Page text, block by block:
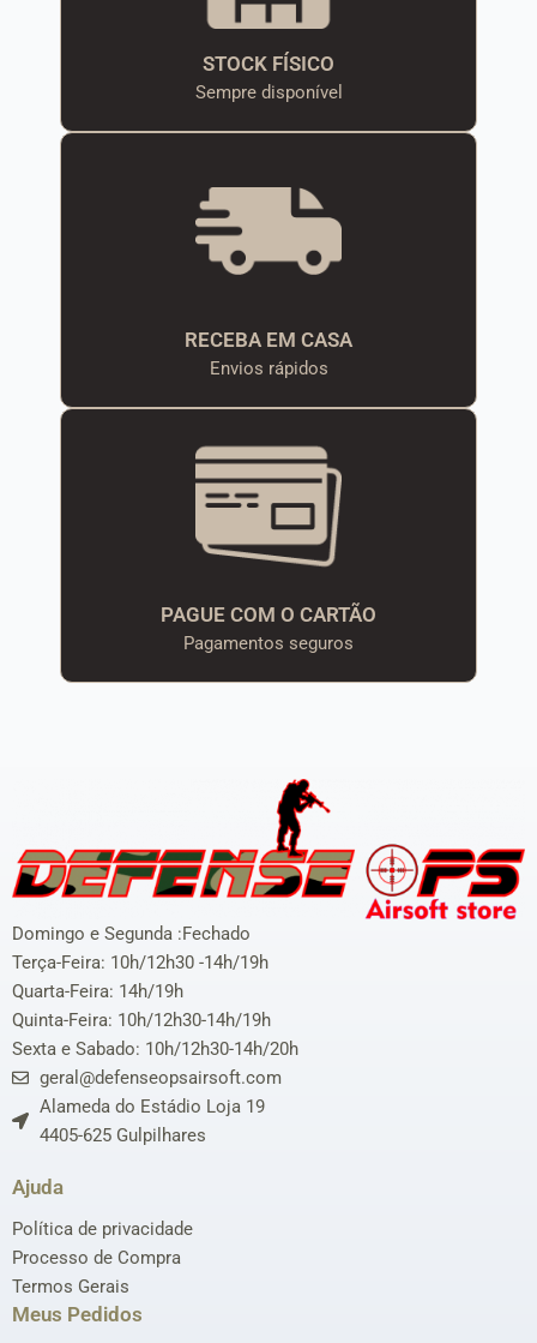
STOCK FÍSICO
Sempre disponível
RECEBA EM CASA
Envios rápidos
PAGUE COM O CARTÃO
Pagamentos seguros
Domingo e Segunda :Fechado
Terça-Feira: 10h/12h30 -14h/19h
Quarta-Feira: 14h/19h
Quinta-Feira: 10h/12h30-14h/19h
Sexta e Sabado: 10h/12h30-14h/20h
geral@defenseopsairsoft.com
Alameda do Estádio Loja 19
4405-625 Gulpilhares
Ajuda
Política de privacidade
Processo de Compra
Termos Gerais
Meus Pedidos